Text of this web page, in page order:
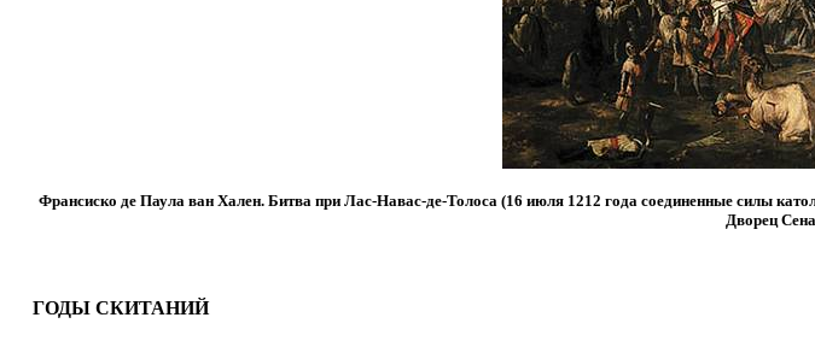
Франсиско де Паула ван Хален. Битва при Лас-Навас-де-Толоса (16 июля 1212 года соединенные силы
Дворец
ГОДЫ СКИТАНИЙ